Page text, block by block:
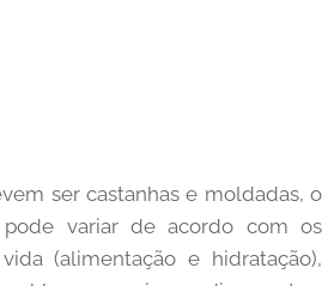
ser castanhas e moldadas, o
variar de acordo com os
(alimentação e hidratação),